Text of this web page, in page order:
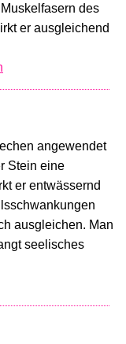
des
er ausgleichend
angewendet
Stein eine
er entwässernd
ausgleichen. Man
seelisches